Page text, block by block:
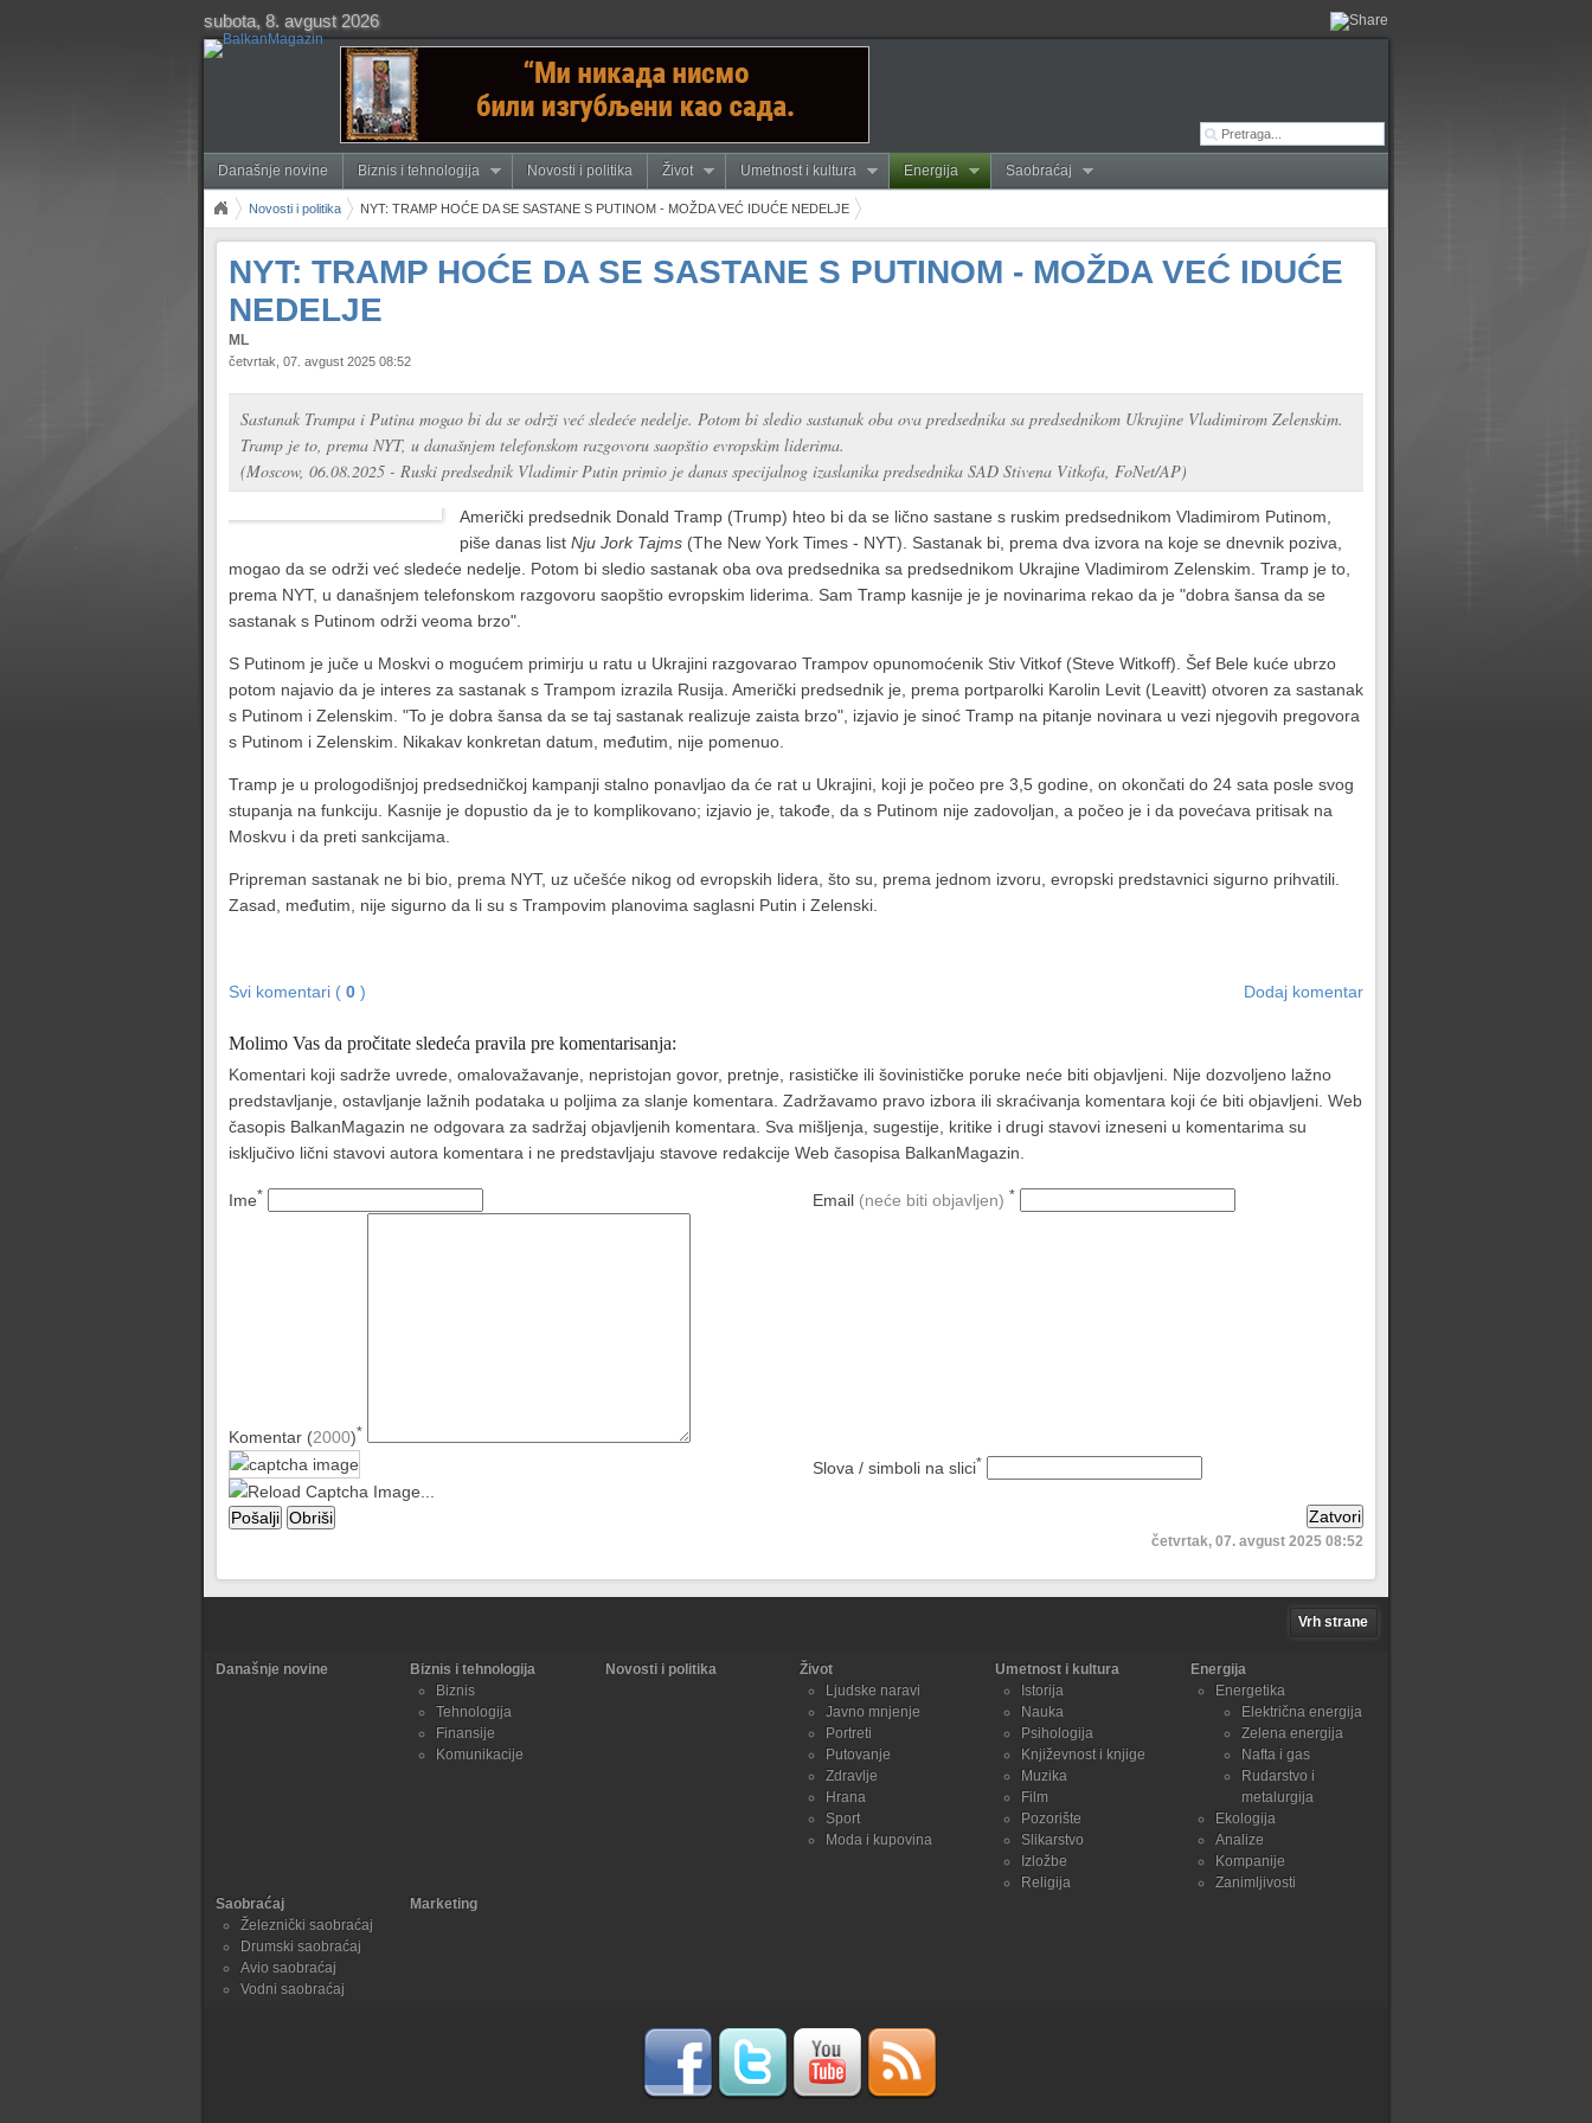
subota, 8. avgust 2026
Današnje novine Biznis i tehnologija Novosti i politika Život Umetnost i kultura Energija Saobraćaj
Novosti i politika NYT: TRAMP HOĆE DA SE SASTANE S PUTINOM - MOŽDA VEĆ IDUĆE NEDELJE
NYT: TRAMP HOĆE DA SE SASTANE S PUTINOM - MOŽDA VEĆ IDUĆE
NEDELJE
ML
četvrtak, 07. avgust 2025 08:52
Sastanak Trampa i Putina mogao bi da se održi već sledeće nedelje. Potom bi sledio sastanak oba ova predsednika sa predsednikom Ukrajine Vladimirom Zelenskim.
Tramp je to, prema NYT, u današnjem telefonskom razgovoru saopštio evropskim liderima.
(Moscow, 06.08.2025 - Ruski predsednik Vladimir Putin primio je danas specijalnog izaslanika predsednika SAD Stivena Vitkofa, FoNet/AP)
Američki predsednik Donald Tramp (Trump) hteo bi da se lično sastane s ruskim predsednikom Vladimirom Putinom,
piše danas list Nju Jork Tajms (The New York Times - NYT). Sastanak bi, prema dva izvora na koje se dnevnik poziva,
mogao da se održi već sledeće nedelje. Potom bi sledio sastanak oba ova predsednika sa predsednikom Ukrajine Vladimirom Zelenskim. Tramp je to,
prema NYT, u današnjem telefonskom razgovoru saopštio evropskim liderima. Sam Tramp kasnije je je novinarima rekao da je "dobra šansa da se
sastanak s Putinom održi veoma brzo".
S Putinom je juče u Moskvi o mogućem primirju u ratu u Ukrajini razgovarao Trampov opunomoćenik Stiv Vitkof (Steve Witkoff). Šef Bele kuće ubrzo
potom najavio da je interes za sastanak s Trampom izrazila Rusija. Američki predsednik je, prema portparolki Karolin Levit (Leavitt) otvoren za sastanak
s Putinom i Zelenskim. "To je dobra šansa da se taj sastanak realizuje zaista brzo", izjavio je sinoć Tramp na pitanje novinara u vezi njegovih pregovora
s Putinom i Zelenskim. Nikakav konkretan datum, međutim, nije pomenuo.
Tramp je u prologodišnjoj predsedničkoj kampanji stalno ponavljao da će rat u Ukrajini, koji je počeo pre 3,5 godine, on okončati do 24 sata posle svog
stupanja na funkciju. Kasnije je dopustio da je to komplikovano; izjavio je, takođe, da s Putinom nije zadovoljan, a počeo je i da povećava pritisak na
Moskvu i da preti sankcijama.
Pripreman sastanak ne bi bio, prema NYT, uz učešće nikog od evropskih lidera, što su, prema jednom izvoru, evropski predstavnici sigurno prihvatili.
Zasad, međutim, nije sigurno da li su s Trampovim planovima saglasni Putin i Zelenski.
Svi komentari ( 0 ) Dodaj komentar
Molimo Vas da pročitate sledeća pravila pre komentarisanja:
Komentari koji sadrže uvrede, omalovažavanje, nepristojan govor, pretnje, rasističke ili šovinističke poruke neće biti objavljeni. Nije dozvoljeno lažno
predstavljanje, ostavljanje lažnih podataka u poljima za slanje komentara. Zadržavamo pravo izbora ili skraćivanja komentara koji će biti objavljeni. Web
časopis BalkanMagazin ne odgovara za sadržaj objavljenih komentara. Sva mišljenja, sugestije, kritike i drugi stavovi izneseni u komentarima su
isključivo lični stavovi autora komentara i ne predstavljaju stavove redakcije Web časopisa BalkanMagazin.
Ime* Email (neće biti objavljen) *
Komentar (2000)*
Slova / simboli na slici*
četvrtak, 07. avgust 2025 08:52
Vrh strane
Današnje novine
Biznis i tehnologija
Biznis
Tehnologija
Finansije
Komunikacije
Novosti i politika
Život
Ljudske naravi
Javno mnjenje
Portreti
Putovanje
Zdravlje
Hrana
Sport
Moda i kupovina
Umetnost i kultura
Istorija
Nauka
Psihologija
Književnost i knjige
Muzika
Film
Pozorište
Slikarstvo
Izložbe
Religija
Energija
Energetika
Električna energija
Zelena energija
Nafta i gas
Rudarstvo i
metalurgija
Ekologija
Analize
Kompanije
Zanimljivosti
Saobraćaj
Železnički saobraćaj
Drumski saobraćaj
Avio saobraćaj
Vodni saobraćaj
Marketing